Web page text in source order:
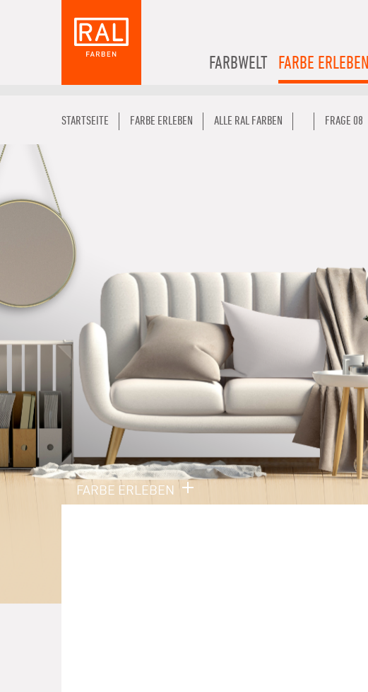
FARBWELT FARBE ERLEBEN
STARTSEITE FARBE ERLEBEN ALLE RAL FARBEN FRAGE 08
FARBE ERLEBEN